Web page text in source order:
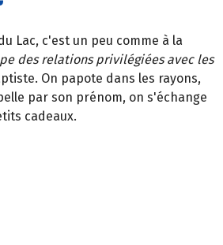
Lac, c'est un peu comme à la
des relations privilégiées avec les
On papote dans les rayons,
par son prénom, on s'échange
cadeaux.